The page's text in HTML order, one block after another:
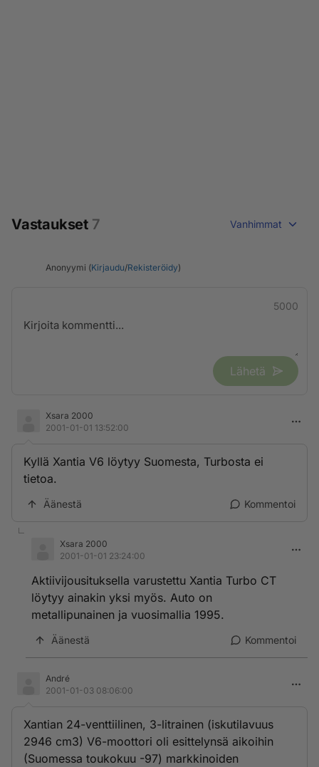
Vastaukset 7 Vanhimmat
Anonyymi (Kirjaudu/Rekisteröidy)
5000
Lähetä
Xsara 2000
2001-01-01 13:52:00
Kyllä Xantia V6 löytyy Suomesta, Turbosta ei
tietoa.
Äänestä Kommentoi
Xsara 2000
2001-01-01 23:24:00
Aktiivijousituksella varustettu Xantia Turbo CT
löytyy ainakin yksi myös. Auto on
metallipunainen ja vuosimallia 1995.
Äänestä Kommentoi
André
2001-01-03 08:06:00
Xantian 24-venttiilinen, 3-litrainen (iskutilavuus
2946 cm3) V6-moottori oli esittelynsä aikoihin
(Suomessa toukokuu -97) markkinoiden